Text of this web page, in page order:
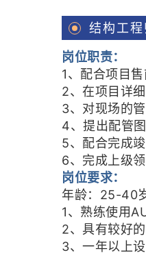
结构工
岗位职责：
1、配合项目
2、在项目详
3、对现场的
4、提出配管
5、配合完成
6、完成上级
岗位要求：
年龄：25-40
1、熟练使用
2、具有较好
3、一年以上